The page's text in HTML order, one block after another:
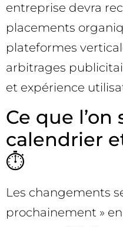
entreprise devra
placements
plateformes
arbitrages
et expérience
Ce que l’on
calendrier
⏱️
Les changements
prochainement »